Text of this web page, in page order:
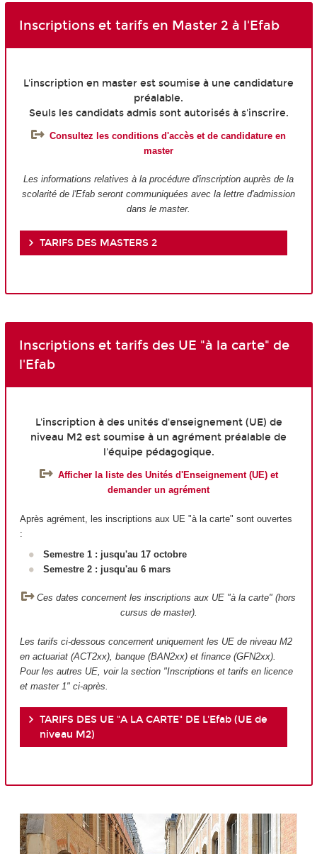
Inscriptions et tarifs en Master 2 à l'Efab
L'inscription en master est soumise à une candidature
préalable.
Seuls les candidats admis sont autorisés à s'inscrire.
Consultez les conditions d'accès et de candidature en
master
Les informations relatives à la procédure d'inscription auprès de la
scolarité de l'Efab seront communiquées avec la lettre d'admission
dans le master.
TARIFS DES MASTERS 2
Inscriptions et tarifs des UE "à la carte" de
l'Efab
L'inscription à des unités d'enseignement (UE) de
niveau M2 est soumise à un agrément préalable de
l'équipe pédagogique.
Afficher la liste des Unités d'Enseignement (UE) et
demander un agrément
Après agrément, les inscriptions aux UE "à la carte" sont ouvertes
:
Semestre 1 : jusqu'au 17 octobre
Semestre 2 : jusqu'au 6 mars
Ces dates concernent les inscriptions aux UE "à la carte" (hors
cursus de master).
Les tarifs ci-dessous concernent uniquement les UE de niveau M2
en actuariat (ACT2xx), banque (BAN2xx) et finance (GFN2xx).
Pour les autres UE, voir la section "Inscriptions et tarifs en licence
et master 1" ci-après.
TARIFS DES UE "A LA CARTE" DE L'Efab (UE de
niveau M2)